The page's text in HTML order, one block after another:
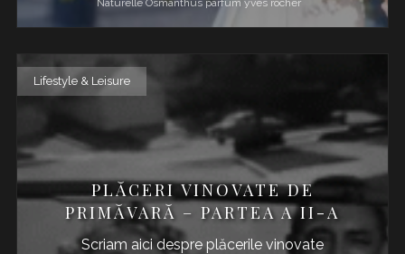
Naturelle Osmanthus parfum yves rocher
Lifestyle & Leisure
PLĂCERI VINOVATE DE
PRIMĂVARĂ – PARTEA A II-A
Scriam aici despre plăcerile vinovate